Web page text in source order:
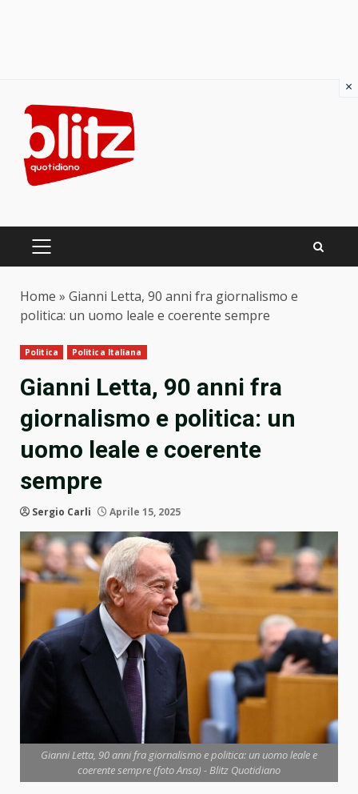
content
PRIMARY
Home » Gianni Letta, 90 anni fra giornalismo e
politica: un uomo leale e coerente sempre
Politica Politica Italiana
Gianni Letta, 90 anni fra
giornalismo e politica: un
uomo leale e coerente
sempre
Sergio Carli Aprile 15, 2025
Gianni Letta, 90 anni fra giornalismo e politica: un uomo leale e
coerente sempre (foto Ansa) - Blitz Quotidiano
×